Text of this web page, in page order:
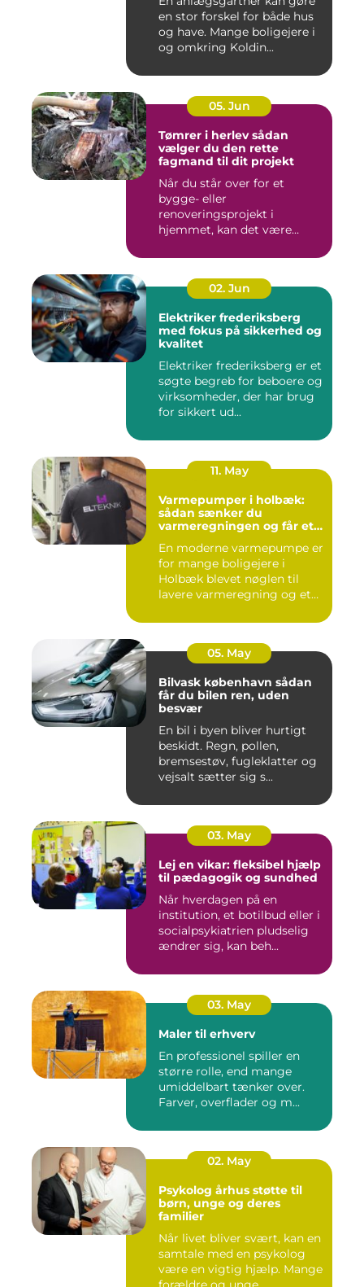
en stor forskel for både hus
og have. Mange boligejere i
og omkring Koldin...
05. Jun
Tømrer i herlev sådan
vælger du den rette
fagmand til dit projekt
Når du står over for et
bygge- eller
renoveringsprojekt i
hjemmet, kan det være
02. Jun
Elektriker frederiksberg
med fokus på sikkerhed og
kvalitet
Elektriker frederiksberg er et
søgte begreb for beboere og
virksomheder, der har brug
for sikkert ud...
11. May
Varmepumper i holbæk:
sådan sænker du
varmeregningen og får et
En moderne varmepumpe er
for mange boligejere i
Holbæk blevet nøglen til
lavere varmeregning og et
05. May
Bilvask københavn sådan
får du bilen ren, uden
besvær
En bil i byen bliver hurtigt
beskidt. Regn, pollen,
bremsestøv, fugleklatter og
vejsalt sætter sig s...
03. May
Lej en vikar: fleksibel hjælp
til pædagogik og sundhed
Når hverdagen på en
institution, et botilbud eller i
socialpsykiatrien pludselig
ændrer sig, kan beh...
03. May
Maler til erhverv
En professionel spiller en
større rolle, end mange
umiddelbart tænker over.
Farver, overflader og m...
02. May
Psykolog århus støtte til
børn, unge og deres
familier
Når livet bliver svært, kan en
samtale med en psykolog
være en vigtig hjælp. Mange